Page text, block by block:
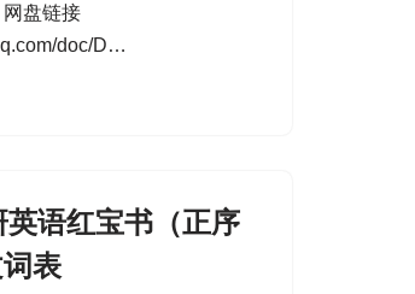
网盘链接
doc/D…
英语红宝书（正序
表